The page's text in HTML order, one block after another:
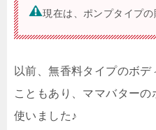
現在は、ポンプタイプの
以前、無香料タイプのボ
こともあり、ママバター
使いました♪